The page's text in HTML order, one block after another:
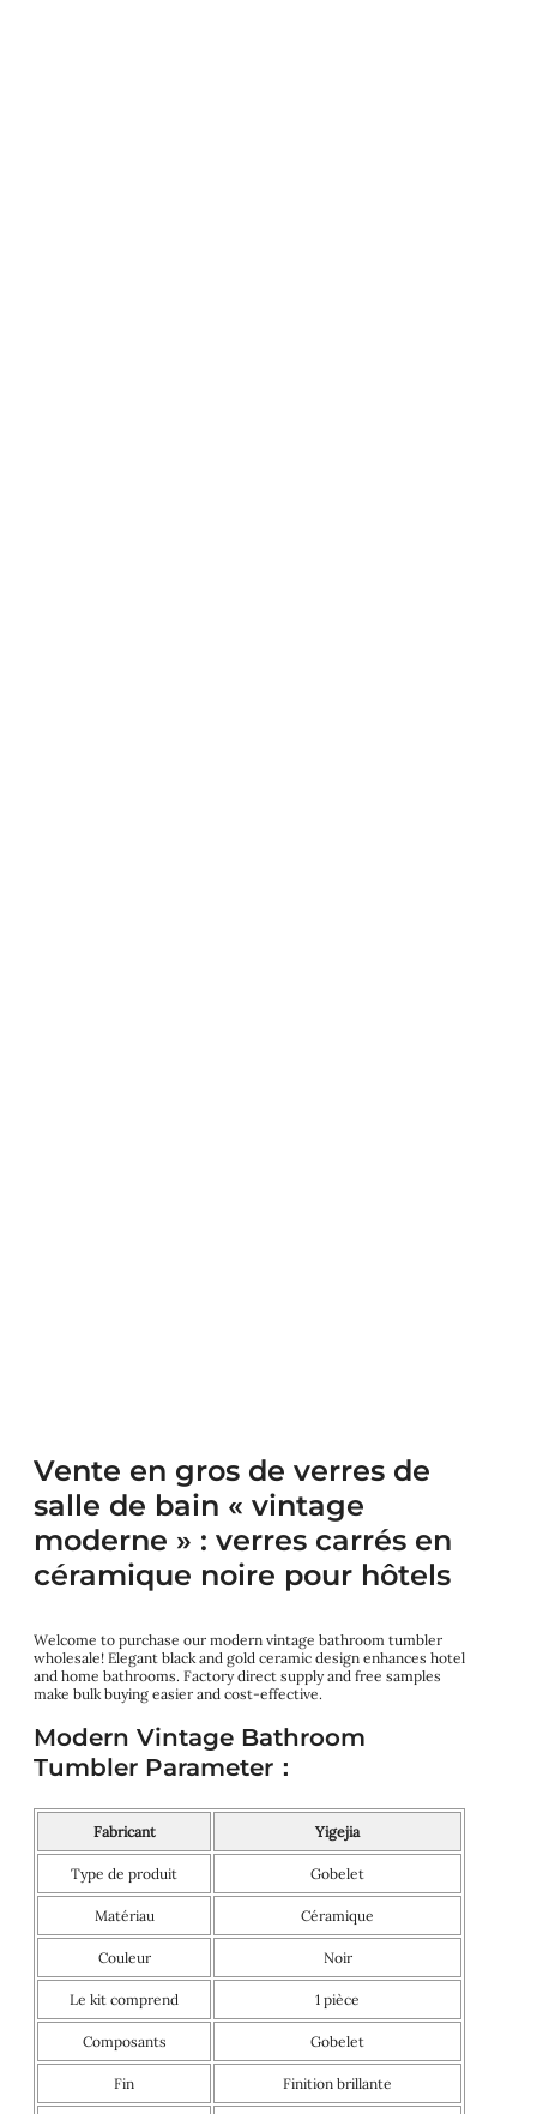
Vente en gros de verres de
salle de bain « vintage
moderne » : verres carrés en
céramique noire pour hôtels
Welcome to purchase our modern vintage bathroom tumbler
wholesale! Elegant black and gold ceramic design enhances hotel
and home bathrooms. Factory direct supply and free samples
make bulk buying easier and cost-effective.
Modern Vintage Bathroom
Tumbler Parameter：
Fabricant Yigejia
Type de produit Gobelet
Matériau Céramique
Couleur Noir
Le kit comprend 1 pièce
Composants Gobelet
Fin Finition brillante